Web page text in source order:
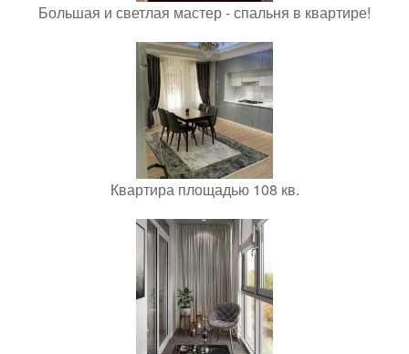
Большая и светлая мастер - спальня в квартире!
Квартира площадью 108 кв.